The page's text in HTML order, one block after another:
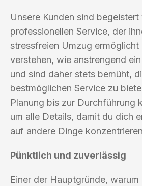
Unsere Kunden sind begeistert
professionellen Service, der
stressfreien Umzug ermöglicht
verstehen, wie anstrengend
und sind daher stets bemüht,
bestmöglichen Service zu
Planung bis zur Durchführung
um alle Details, damit du dich
auf andere Dinge
Pünktlich und zuverlässig
Einer der Hauptgründe, warum